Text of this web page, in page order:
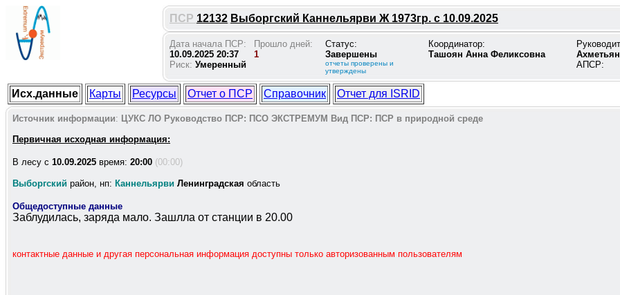
ПСР 12132 Выборгский Каннельярви Ж 1973гр. с 10.09.2025
Дата начала ПСР:
10.09.2025 20:37
Риск: Умеренный
Прошло дней:
1
Статус:
Завершены
отчеты проверены и
утверждены
Координатор:
Ташоян Анна Феликсовна
АПСР:
Исх.данные Карты Ресурсы Отчет о ПСР Справочник Отчет для ISRID
Источник информации: ЦУКС ЛО Руководство ПСР: ПСО ЭКСТРЕМУМ Вид ПСР: ПСР в природной среде
Первичная исходная информация:
В лесу c 10.09.2025 время: 20:00 (00:00)
Выборгский район, нп: Каннельярви Ленинградская область
Общедоступные данные
Заблудилась, заряда мало. Зашлла от станции в 20.00
контактные данные и другая персональная информация доступны только авторизованным пользователям